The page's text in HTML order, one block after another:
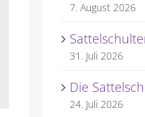
7. August 2026
31. Juli 2026
Die
24. Juli 2026